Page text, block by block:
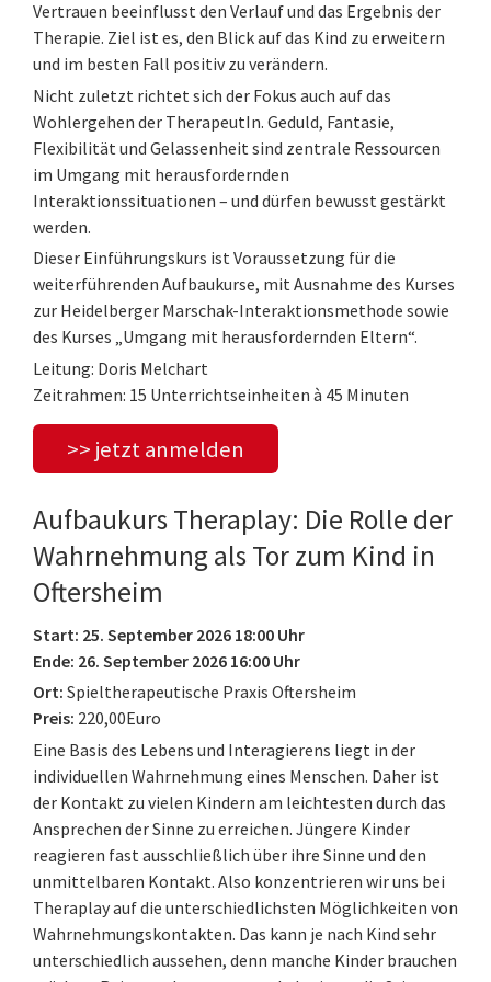
Vertrauen beeinflusst den Verlauf und das Ergebnis der
Therapie. Ziel ist es, den Blick auf das Kind zu erweitern
und im besten Fall positiv zu verändern.
Nicht zuletzt richtet sich der Fokus auch auf das
Wohlergehen der TherapeutIn. Geduld, Fantasie,
Flexibilität und Gelassenheit sind zentrale Ressourcen
im Umgang mit herausfordernden
Interaktionssituationen – und dürfen bewusst gestärkt
werden.
Dieser Einführungskurs ist Voraussetzung für die
weiterführenden Aufbaukurse, mit Ausnahme des Kurses
zur Heidelberger Marschak-Interaktionsmethode sowie
des Kurses „Umgang mit herausfordernden Eltern“.
Leitung: Doris Melchart
Zeitrahmen: 15 Unterrichtseinheiten à 45 Minuten
>> jetzt anmelden
Aufbaukurs Theraplay: Die Rolle der
Wahrnehmung als Tor zum Kind in
Oftersheim
Start: 25. September 2026 18:00 Uhr
Ende: 26. September 2026 16:00 Uhr
Ort: Spieltherapeutische Praxis Oftersheim
Preis: 220,00Euro
Eine Basis des Lebens und Interagierens liegt in der
individuellen Wahrnehmung eines Menschen. Daher ist
der Kontakt zu vielen Kindern am leichtesten durch das
Ansprechen der Sinne zu erreichen. Jüngere Kinder
reagieren fast ausschließlich über ihre Sinne und den
unmittelbaren Kontakt. Also konzentrieren wir uns bei
Theraplay auf die unterschiedlichsten Möglichkeiten von
Wahrnehmungskontakten. Das kann je nach Kind sehr
unterschiedlich aussehen, denn manche Kinder brauchen